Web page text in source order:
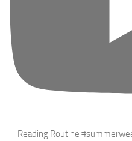
Reading Routine